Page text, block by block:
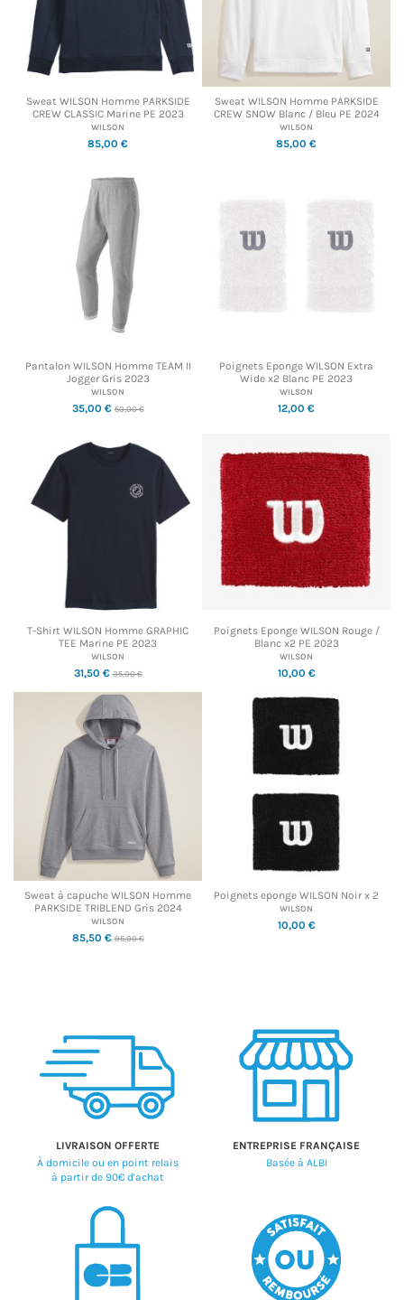
Sweat WILSON Homme PARKSIDE
CREW CLASSIC Marine PE 2023
WILSON
85,00 €
Sweat WILSON Homme PARKSIDE
CREW SNOW Blanc / Bleu PE 2024
WILSON
85,00 €
Pantalon WILSON Homme TEAM II
Jogger Gris 2023
WILSON
35,00 €50,00 €
Poignets Eponge WILSON Extra
Wide x2 Blanc PE 2023
WILSON
12,00 €
T-Shirt WILSON Homme GRAPHIC
TEE Marine PE 2023
WILSON
31,50 €35,00 €
Poignets Eponge WILSON Rouge /
Blanc x2 PE 2023
WILSON
10,00 €
Sweat à capuche WILSON Homme
PARKSIDE TRIBLEND Gris 2024
WILSON
85,50 €95,00 €
Poignets eponge WILSON Noir x 2
WILSON
10,00 €
LIVRAISON OFFERTE
À domicile ou en point relais
à partir de 90€ d'achat
ENTREPRISE FRANÇAISE
Basée à ALBI